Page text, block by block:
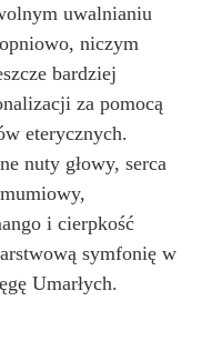
uwalnianiu
niczym
bardziej
za pomocą
eterycznych.
nuty głowy, serca
i cierpkość
symfonię w
Umarłych.